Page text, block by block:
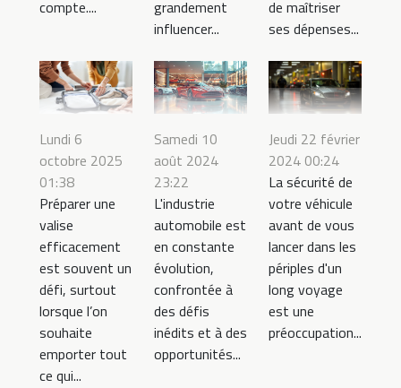
compte....
grandement
influencer...
de maîtriser
ses dépenses...
Lundi 6
octobre 2025
01:38
Préparer une
valise
efficacement
est souvent un
défi, surtout
lorsque l’on
souhaite
emporter tout
ce qui...
Samedi 10
août 2024
23:22
L'industrie
automobile est
en constante
évolution,
confrontée à
des défis
inédits et à des
opportunités...
Jeudi 22 février
2024 00:24
La sécurité de
votre véhicule
avant de vous
lancer dans les
périples d'un
long voyage
est une
préoccupation...